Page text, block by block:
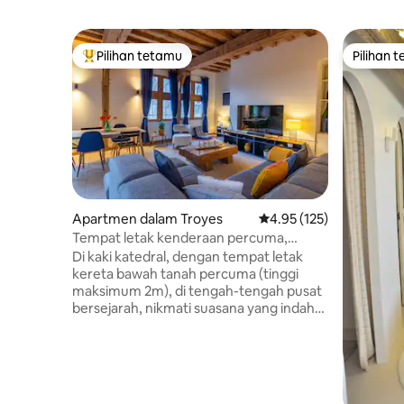
Pilihan utama tetamu
Pilihan tetamu
Apartmen dalam Troyes Penarafan purata 4.95
4.95 (125)
Tempat letak kenderaan percuma,
Mesra keluarga, Pemandangan katedral
Di kaki katedral, dengan tempat letak
kereta bawah tanah percuma (tinggi
maksimum 2m), di tengah-tengah pusat
bersejarah, nikmati suasana yang indah
Pilihan
Pilihan